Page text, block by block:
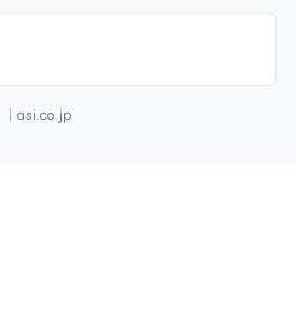
asi.co.jp